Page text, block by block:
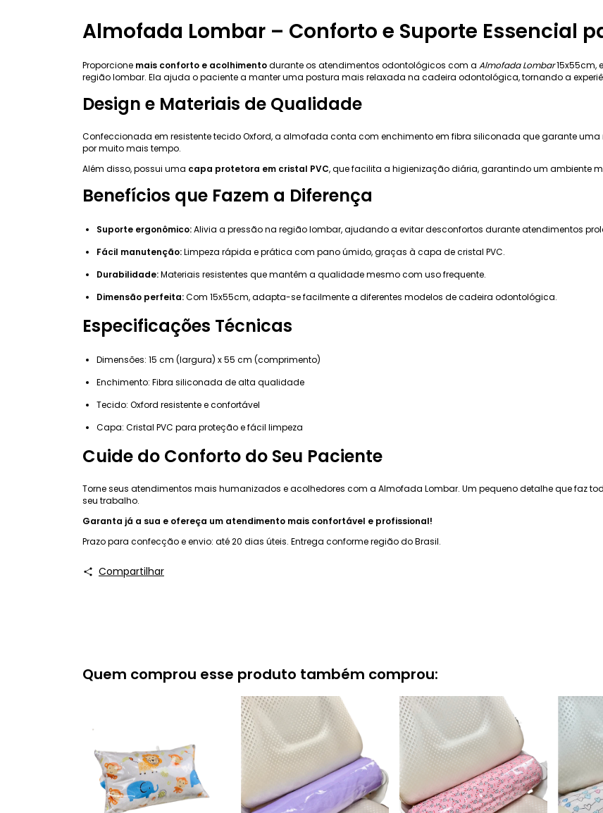
Almofada Lombar – Conforto e Suporte Essencial
Proporcione mais conforto e acolhimentodurante os atendimentos odontológicos com a Almofada Lombar15x55cm,
região lombar. Ela ajuda o paciente a manter uma postura mais relaxada na cadeira odontológica, tornando a
Design e Materiais de Qualidade
Confeccionada em resistente tecido Oxford, a almofada conta com enchimento em fibra siliconada que garante
por muito mais tempo.
Além disso, possui uma capa protetora em cristal PVC, que facilita a higienização diária, garantindo um ambiente
Benefícios que Fazem a Diferença
Suporte ergonômico:Alivia a pressão na região lombar, ajudando a evitar desconfortos durante atendimentos
Fácil manutenção:Limpeza rápida e prática com pano úmido, graças à capa de cristal PVC.
Durabilidade:Materiais resistentes que mantêm a qualidade mesmo com uso frequente.
Dimensão perfeita:Com 15x55cm, adapta-se facilmente a diferentes modelos de cadeira odontológica.
Especificações Técnicas
Dimensões: 15 cm (largura) x 55 cm (comprimento)
Enchimento: Fibra siliconada de alta qualidade
Tecido: Oxford resistente e confortável
Capa: Cristal PVC para proteção e fácil limpeza
Cuide do Conforto do Seu Paciente
Torne seus atendimentos mais humanizados e acolhedores com a Almofada Lombar. Um pequeno detalhe que faz
seu trabalho.
Garanta já a sua e ofereça um atendimento mais confortável e profissional!
Prazo para confecção e envio: até 20 dias úteis. Entrega conforme região do Brasil.
Compartilhar
Quem comprou esse produto também comprou: